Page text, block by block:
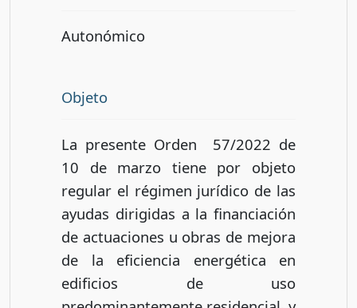
Autonómico
Objeto
La presente Orden 57/2022 de
10 de marzo tiene por objeto
regular el régimen jurídico de las
ayudas dirigidas a la financiación
de actuaciones u obras de mejora
de la eficiencia energética en
edificios de uso